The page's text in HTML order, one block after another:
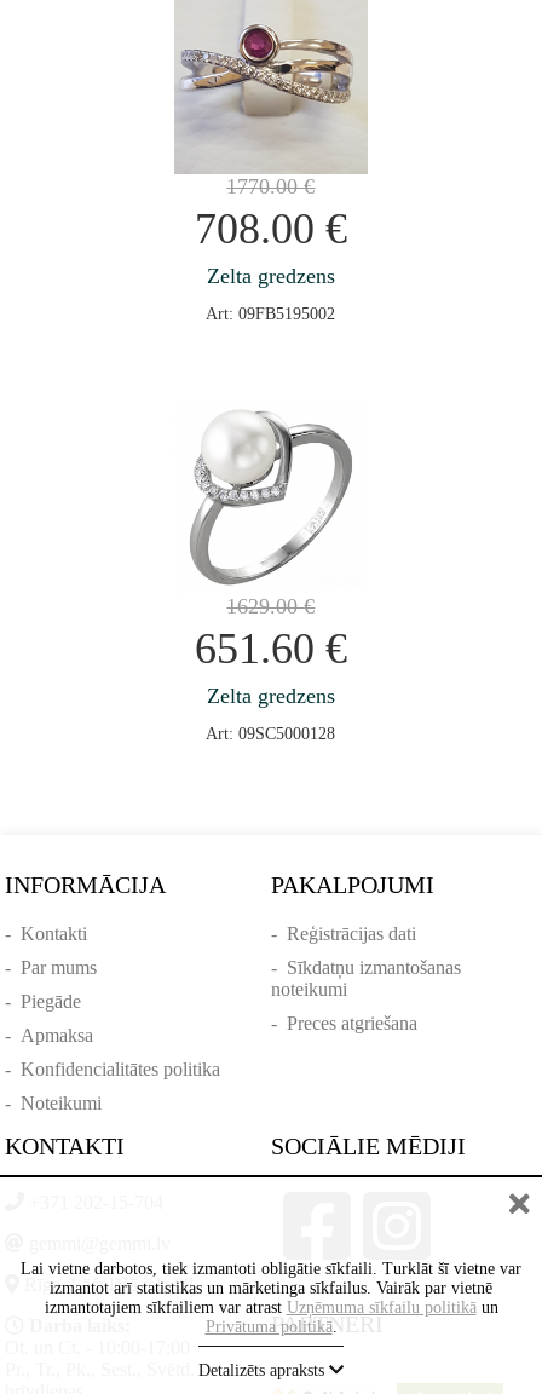
1770.00€
708.00 €
Zelta gredzens
Art: 09FB5195002
1629.00€
651.60 €
Zelta gredzens
Art: 09SC5000128
INFORMĀCIJA
-Kontakti
-Par mums
-Piegāde
- Apmaksa
-Konfidencialitātes politika
-Noteikumi
PAKALPOJUMI
- Reģistrācijas dati
- Sīkdatņu izmantošanas
noteikumi
- Preces atgriešana
KONTAKTI
Rīga, Lāčplēšā iela 88
Pr., Tr., Pk., Sest., Svētd. -
SOCIĀLIE MĒDIJI
PARTNERI
Lai vietne darbotos, tiek izmantoti obligātie sīkfaili. Turklāt šī vietne var
izmantot arī statistikas un mārketinga sīkfailus. Vairāk par vietnē
izmantotajiem sīkfailiem var atrast Uzņēmuma sīkfailu politikāun
Privātuma politikā.
Detalizēts apraksts